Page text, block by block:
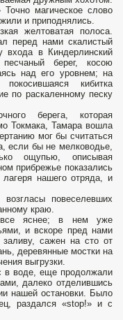
Точно магическое слово
и приподнялись.
желтоватая полоса.
перед нами скалистый
входа в Киндерлинский
берег, косою
над его уровнем; на
кибитка
по раскаленному песку
берега, которая
Токмака, Тамара вошла
мог бы считаться
если бы не мелководье,
ощупью, описывая
прибрежье показались
нашего отряда, и
повеселевших
краю.
все яснее; в нем уже
и вскоре пред нами
сажен на сто от
деревянные мостки на
выгрузки.
в воде, еще продолжали
далеко отделившись
нашей остановки. Было
раздался «stop!» и с